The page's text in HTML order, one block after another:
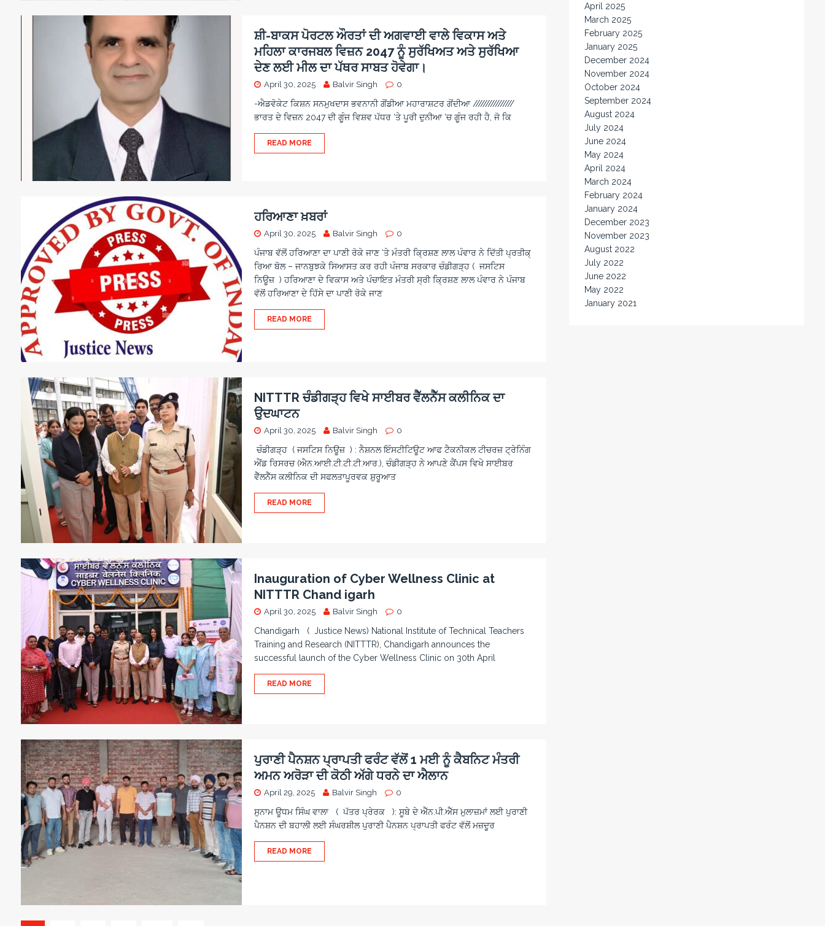
ਸ਼ੀ-ਬਾਕਸ ਪੋਰਟਲ ਔਰਤਾਂ ਦੀ ਅਗਵਾਈ ਵਾਲੇ ਵਿਕਾਸ ਅਤੇ
ਮਹਿਲਾ ਕਾਰਜਬਲ ਵਿਜ਼ਨ 2047 ਨੂੰ ਸੁਰੱਖਿਅਤ ਅਤੇ ਸੁਰੱਖਿਆ
ਦੇਣ ਲਈ ਮੀਲ ਦਾ ਪੱਥਰ ਸਾਬਤ ਹੋਵੇਗਾ।
April 30, 2025 Balvir Singh 0
-ਐਡਵੋਕੇਟ ਕਿਸ਼ਨ ਸਨਮੁਖਦਾਸ ਭਵਨਾਨੀ ਗੋਂਡੀਆ ਮਹਾਰਾਸ਼ਟਰ ਗੋਂਦੀਆ ////////////////
ਭਾਰਤ ਦੇ ਵਿਜ਼ਨ 2047 ਦੀ ਗੂੰਜ ਵਿਸ਼ਵ ਪੱਧਰ ‘ਤੇ ਪੂਰੀ ਦੁਨੀਆ ‘ਚ ਗੂੰਜ ਰਹੀ ਹੈ, ਜੋ ਕਿ
READ MORE
ਹਰਿਆਣਾ ਖ਼ਬਰਾਂ
April 30, 2025 Balvir Singh 0
ਪੰਜਾਬ ਵੱਲੋਂ ਹਰਿਆਣਾ ਦਾ ਪਾਣੀ ਰੋਕੇ ਜਾਣ ‘ਤੇ ਮੰਤਰੀ ਕ੍ਰਿਸ਼ਣ ਲਾਲ ਪੰਵਾਰ ਨੇ ਦਿੱਤੀ ਪ੍ਰਤੀਕ੍
ਰਿਆ ਬੋਲ – ਜਾਨਬੁਝਕੇ ਸਿਆਸਤ ਕਰ ਰਹੀ ਪੰਜਾਬ ਸਰਕਾਰ ਚੰਡੀਗੜ੍ਹ ( ਜਸਟਿਸ
ਨਿਊਜ਼ ) ਹਰਿਆਣਾ ਦੇ ਵਿਕਾਸ ਅਤੇ ਪੰਚਾਇਤ ਮੰਤਰੀ ਸ੍ਰੀ ਕ੍ਰਿਸ਼ਣ ਲਾਲ ਪੰਵਾਰ ਨੇ ਪੰਜਾਬ
ਵੱਲੋਂ ਹਰਿਆਣਾ ਦੇ ਹਿੱਸੇ ਦਾ ਪਾਣੀ ਰੋਕੇ ਜਾਣ
READ MORE
NITTTR ਚੰਡੀਗੜ੍ਹ ਵਿਖੇ ਸਾਈਬਰ ਵੈੱਲਨੈੱਸ ਕਲੀਨਿਕ ਦਾ
ਉਦਘਾਟਨ
April 30, 2025 Balvir Singh 0
ਚੰਡੀਗੜ੍ਹ ( ਜਸਟਿਸ ਨਿਊਜ਼ ) : ਨੈਸ਼ਨਲ ਇੰਸਟੀਟਿਊਟ ਆਫ ਟੈਕਨੀਕਲ ਟੀਚਰਜ਼ ਟ੍ਰੇਨਿੰਗ
ਐਂਡ ਰਿਸਰਚ (ਐਨ.ਆਈ.ਟੀ.ਟੀ.ਟੀ.ਆਰ.), ਚੰਡੀਗੜ੍ਹ ਨੇ ਆਪਣੇ ਕੈਂਪਸ ਵਿਖੇ ਸਾਈਬਰ
ਵੈੱਲਨੈੱਸ ਕਲੀਨਿਕ ਦੀ ਸਫਲਤਾਪੂਰਵਕ ਸ਼ੁਰੂਆਤ
READ MORE
Inauguration of Cyber Wellness Clinic at
NITTTR Chand igarh
April 30, 2025 Balvir Singh 0
Chandigarh ( Justice News) National Institute of Technical Teachers
Training and Research (NITTTR), Chandigarh announces the
successful launch of the Cyber Wellness Clinic on 30th April
READ MORE
ਪੁਰਾਣੀ ਪੈਨਸ਼ਨ ਪ੍ਰਾਪਤੀ ਫਰੰਟ ਵੱਲੋਂ 1 ਮਈ ਨੂੰ ਕੈਬਨਿਟ ਮੰਤਰੀ
ਅਮਨ ਅਰੋੜਾ ਦੀ ਕੋਠੀ ਅੱਗੇ ਧਰਨੇ ਦਾ ਐਲਾਨ
April 29, 2025 Balvir Singh 0
ਸੁਨਾਮ ਊਧਮ ਸਿੰਘ ਵਾਲਾ ( ਪੱਤਰ ਪ੍ਰੇਰਕ ): ਸੂਬੇ ਦੇ ਐੱਨ.ਪੀ.ਐੱਸ ਮੁਲਾਜ਼ਮਾਂ ਲਈ ਪੁਰਾਣੀ
ਪੈਨਸ਼ਨ ਦੀ ਬਹਾਲੀ ਲਈ ਸੰਘਰਸ਼ੀਲ ਪੁਰਾਣੀ ਪੈਨਸ਼ਨ ਪ੍ਰਾਪਤੀ ਫਰੰਟ ਵੱਲੋਂ ਮਜ਼ਦੂਰ
READ MORE
April 2025
March 2025
February 2025
January 2025
December 2024
November 2024
October 2024
September 2024
August 2024
July 2024
June 2024
May 2024
April 2024
March 2024
February 2024
January 2024
December 2023
November 2023
August 2022
July 2022
June 2022
May 2022
January 2021